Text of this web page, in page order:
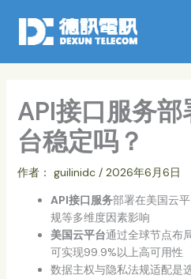
容
API接口服务
台稳定吗？
作者： guilinidc / 2026年6月6日
API接口服务部署在美国云
规等多维度因素影响
美国云平台通过全球节点布
可实现99.9%以上高可用性
数据主权与隐私法规适配是